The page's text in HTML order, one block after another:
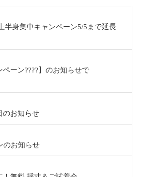
半身集中キャンペーン5/5まで延長
ペーン????】のお知らせで
のお知らせ
のお知らせ